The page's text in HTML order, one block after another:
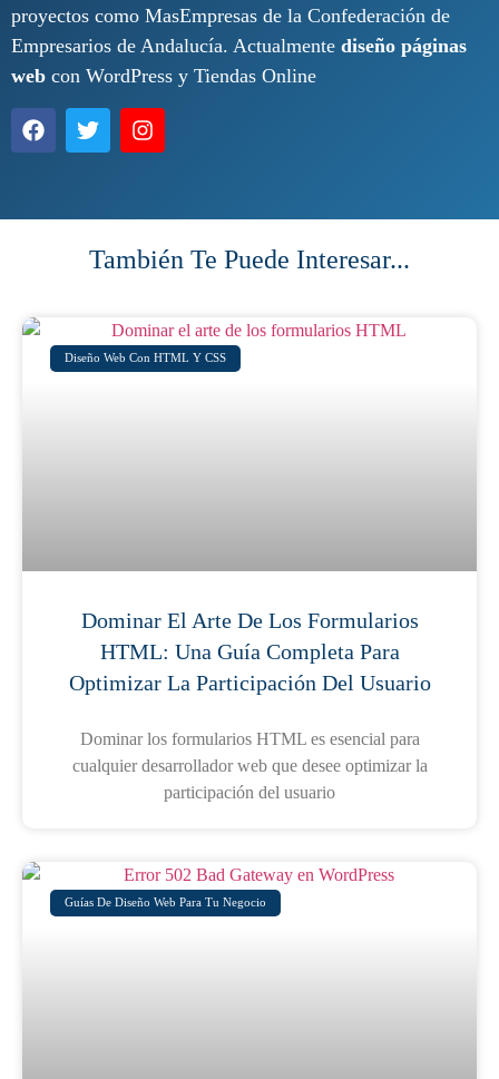
proyectos como MasEmpresas de la Confederación de
Empresarios de Andalucía. Actualmente diseño páginas
web con WordPress y Tiendas Online
También Te Puede Interesar...
Diseño Web Con HTML Y CSS
Dominar El Arte De Los Formularios
HTML: Una Guía Completa Para
Optimizar La Participación Del Usuario
Dominar los formularios HTML es esencial para
cualquier desarrollador web que desee optimizar la
participación del usuario
Guías De Diseño Web Para Tu Negocio